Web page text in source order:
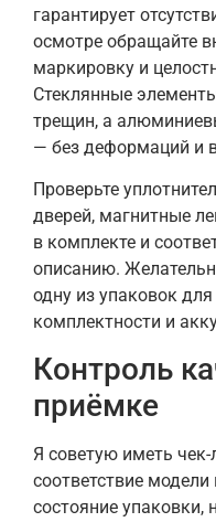
гарантирует
осмотре обращайте
маркировку и
Стеклянные
трещин, а
— без деформаций и
Проверьте
дверей, магнитные
в комплекте и
описанию.
одну из упаковок
комплектности и
Контроль
приёмке
Я советую иметь
соответствие
состояние упаковки,